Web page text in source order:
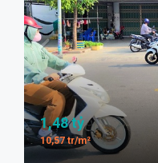
1,48 tỷ
10,57 tr/m²